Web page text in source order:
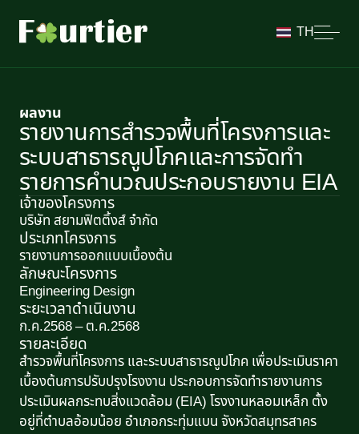
TH
ผลงาน
รายงานการสำรวจพื้นที่โครงการและ
ระบบสาธารณูปโภคและการจัดทำ
รายการคำนวณประกอบรายงาน EIA
เจ้าของโครงการ
บริษัท สยามฟิตติ้งส์ จำกัด
ประเภทโครงการ
รายงานการออกแบบเบื้องต้น
ลักษณะโครงการ​
Engineering Design
ระยะเวลาดำเนินงาน
ก.ค.2568 – ต.ค.2568
รายละเอียด
สำรวจพื้นที่โครงการ และระบบสาธารณูปโภค เพื่อประเมินราคา
เบื้องต้นการปรับปรุงโรงงาน ประกอบการจัดทำรายงานการ
ประเมินผลกระทบสิ่งแวดล้อม (EIA) โรงงานหลอมเหล็ก ตั้ง
อยู่ที่ตำบลอ้อมน้อย อำเภอกระทุ่มแบน จังหวัดสมุทรสาคร